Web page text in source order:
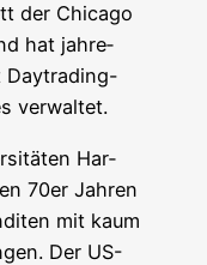
der Chi­ca­go
hat jah­re­
Day­tra­ding-
verwaltet.
Har­
70er Jah­ren
mit kaum
Der US-